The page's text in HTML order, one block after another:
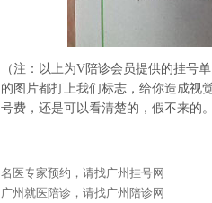
（注：以上为V陪诊会员提供的挂号
的图片都打上我们标志，给你造成视
号费，还是可以看清楚的，假不来的
名医专家预约，请找广州挂号网
广州就医陪诊，请找广州陪诊网